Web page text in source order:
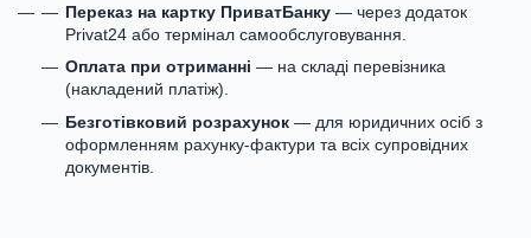
Переказ на картку ПриватБанку — через додаток
Privat24 або термінал самообслуговування.
Оплата при отриманні — на складі перевізника
(накладений платіж).
Безготівковий розрахунок — для юридичних осіб з
оформленням рахунку-фактури та всіх супровідних
документів.